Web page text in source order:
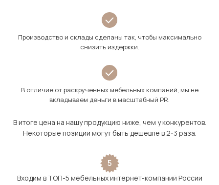
Производство и склады сделаны так, чтобы максимально
снизить издержки.
В отличие от раскрученных мебельных компаний, мы не
вкладываем деньги в масштабный PR.
В итоге цена на нашу продукцию ниже, чем у конкурентов.
Некоторые позиции могут быть дешевле в 2-3 раза.
5
Входим в ТОП-5 мебельных интернет-компаний России